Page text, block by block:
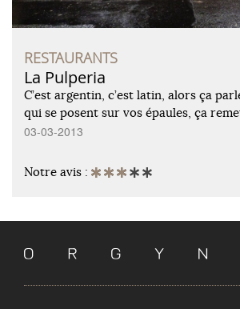
RESTAURANTS
La Pulperia
C’est argentin, c’est latin, alors ça
qui se posent sur vos épaules, ça
03-03-2013
Notre avis :